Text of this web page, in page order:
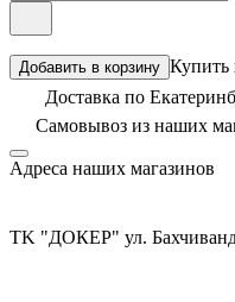
Добавить в корзину Купить
Доставка по
Самовывоз из наших
Адреса наших магазинов
TK "ДОКЕР" ул.